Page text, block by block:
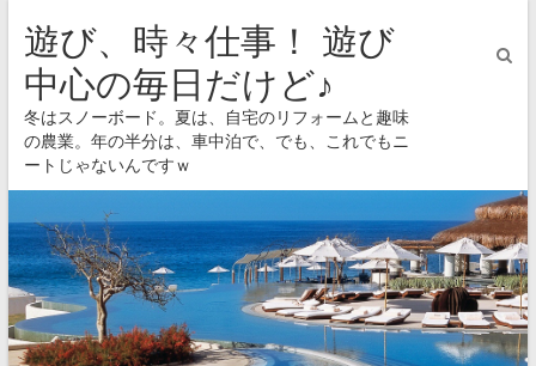
遊び、時々仕事！ 遊び
中心の毎日だけど♪
冬はスノーボード。夏は、自宅のリフォームと趣味
の農業。年の半分は、車中泊で、でも、これでもニ
ートじゃないんですｗ